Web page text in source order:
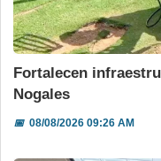
Fortalecen
Nogales
📅08/08/2026 09:26 AM